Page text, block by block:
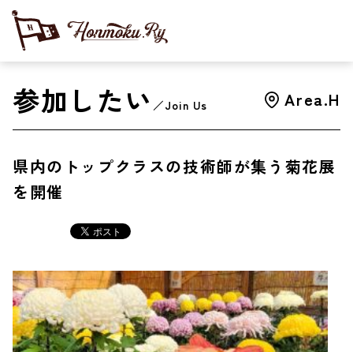
参加したい ／Join Us Area.H
県内のトップクラスの技術師が集う菊花展
を開催